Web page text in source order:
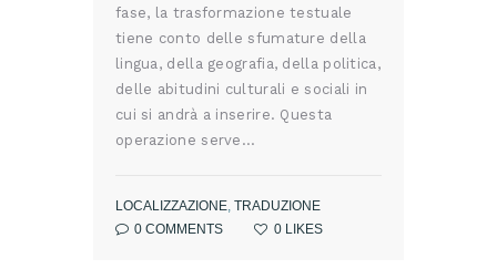
fase, la trasformazione testuale
tiene conto delle sfumature della
lingua, della geografia, della politica,
delle abitudini culturali e sociali in
cui si andrà a inserire. Questa
operazione serve…
LOCALIZZAZIONE, TRADUZIONE
0 COMMENTS 0 LIKES